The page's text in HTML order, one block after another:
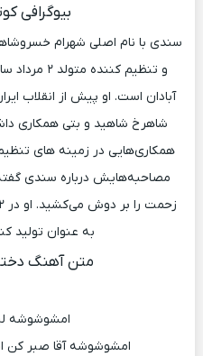
بیوگرافی
سندی با نام اصلی شهرام خسروشاهی
آبادان است. او پیش از انقلاب
شاهرخ شاهید و بتی همکاری
همکاری‌هایی در زمینه های
مصاحبه‌هایش درباره سندی
به عنوان تولید
متن آهنگ
امشوشوشه
امشوشوشه آقا صبر کن